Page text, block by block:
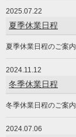
2025.07.22
夏季休業日程
夏季休業日程のご案内
2024.11.12
冬季休業日程
冬季休業日程のご案内
2024.07.06